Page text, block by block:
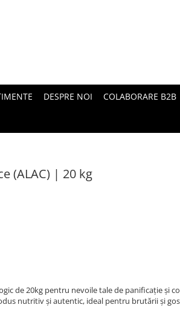
DESPRE NOI COLABORARE B2B
(ALAC) | 20 kg
de 20kg pentru nevoile tale de panificație și
nutritiv și autentic, ideal pentru brutării și